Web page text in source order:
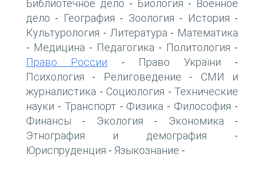
Библиотечное дело - Биология - Военное
дело - География - Зоология - История -
Культурология - Литература - Математика
- Медицина - Педагогика - Политология -
Право России - Право України -
Психология - Религоведение - СМИ и
журналистика - Социология - Технические
науки - Транспорт- Физика - Философия -
Финансы - Экология - Экономика -
Этнография и демография -
Юриспруденция - Языкознание -